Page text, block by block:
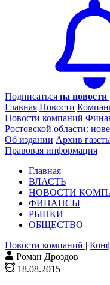
Подписаться на новости
Главная Новости
Новости компаний
Ростовской области:
Об издании Архив
Правовая информация
Главная
ВЛАСТЬ
НОВОСТИ
ФИНАНСЫ
РЫНКИ
ОБЩЕСТВО
Новости компаний |
Роман Дроздов
18.08.2015